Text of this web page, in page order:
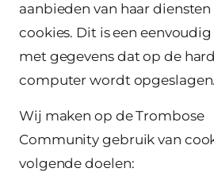
aanbieden van haar
cookies. Dit is een
met gegevens dat op de
computer wordt opgeslagen.
Wij maken op de Trombose
Community gebruik van
volgende doelen: